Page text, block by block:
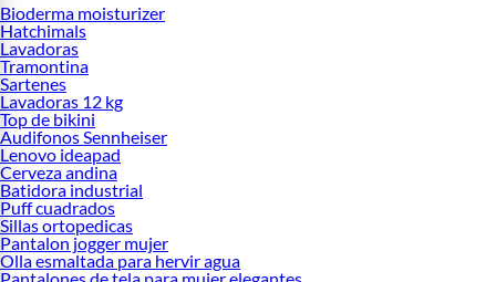
Bioderma moisturizer
Hatchimals
Lavadoras
Tramontina
Sartenes
Lavadoras 12 kg
Top de bikini
Audifonos Sennheiser
Lenovo ideapad
Cerveza andina
Batidora industrial
Puff cuadrados
Sillas ortopedicas
Pantalon jogger mujer
Olla esmaltada para hervir agua
Pantalones de tela para mujer elegantes